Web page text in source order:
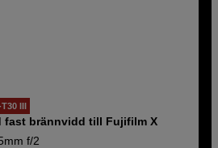
III
fast brännvidd till Fujifilm X
f/2